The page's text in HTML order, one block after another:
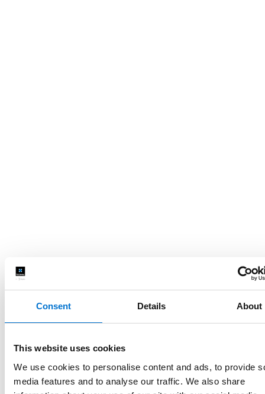
Consent Details About
This website uses cookies
We use cookies to personalise content and ads, to provide
media features and to analyse our traffic. We also share